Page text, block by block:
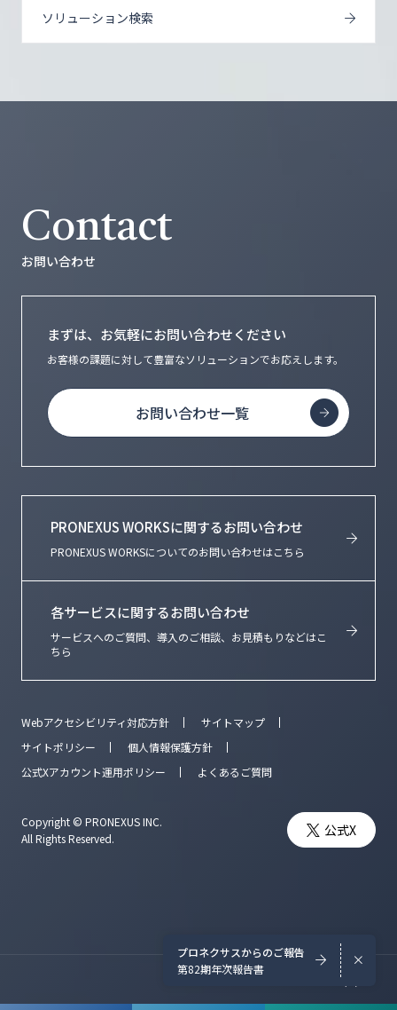
プロネクサスからのご報告
第82期年次報告書
ソリューション検索
Contact
お問い合わせ
まずは、お気軽にお問い合わせください
お客様の課題に対して豊富なソリューションでお応えします。
お問い合わせ一覧
PRONEXUS WORKSに関するお問い合わせ
PRONEXUS WORKSについてのお問い合わせはこちら
各サービスに関するお問い合わせ
サービスへのご質問、導入のご相談、お見積もりなどはこ
ちら
Webアクセシビリティ対応方針
サイトマップ
サイトポリシー
個人情報保護方針
公式Xアカウント運用ポリシー
よくあるご質問
Copyright © PRONEXUS INC.
All Rights Reserved.
公式X